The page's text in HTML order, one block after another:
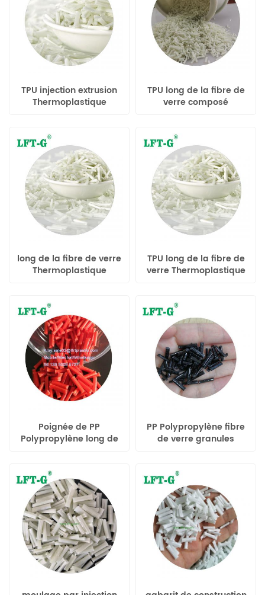
TPU injection extrusion
Thermoplastique
TPU long de la fibre de
verre composé
long de la fibre de verre
Thermoplastique
TPU long de la fibre de
verre Thermoplastique
Poignée de PP
Polypropylène long de
PP Polypropylène fibre
de verre granules